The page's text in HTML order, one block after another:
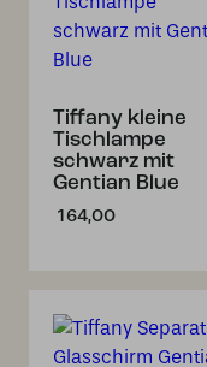
Tiffany kleine
Tischlampe
schwarz mit
Gentian Blue
164,00